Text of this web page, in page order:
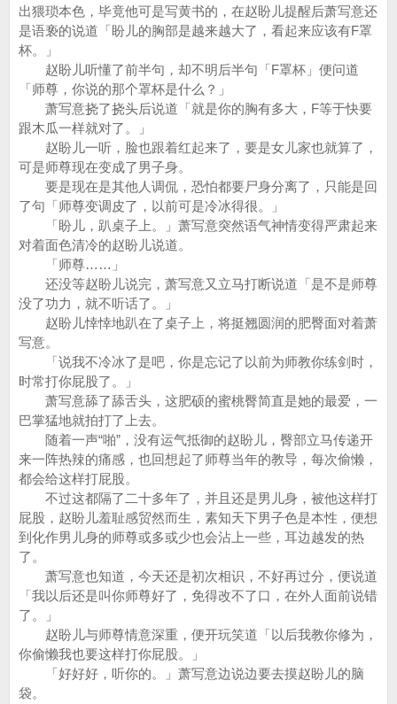
出猥琐本色，毕竟他可是写黄书的，在赵盼儿提醒后萧写意还
是语亵的说道「盼儿的胸部是越来越大了，看起来应该有F罩
杯。」
赵盼儿听懂了前半句，却不明后半句「F罩杯」便问道
「师尊，你说的那个罩杯是什么？」
萧写意挠了挠头后说道「就是你的胸有多大，F等于快要
跟木瓜一样就对了。」
赵盼儿一听，脸也跟着红起来了，要是女儿家也就算了，
可是师尊现在变成了男子身。
要是现在是其他人调侃，恐怕都要尸身分离了，只能是回
了句「师尊变调皮了，以前可是冷冰得很。」
「盼儿，趴桌子上。」萧写意突然语气神情变得严肃起来
对着面色清冷的赵盼儿说道。
「师尊……」
还没等赵盼儿说完，萧写意又立马打断说道「是不是师尊
没了功力，就不听话了。」
赵盼儿悻悻地趴在了桌子上，将挺翘圆润的肥臀面对着萧
写意。
「说我不冷冰了是吧，你是忘记了以前为师教你练剑时，
时常打你屁股了。」
萧写意舔了舔舌头，这肥硕的蜜桃臀简直是她的最爱，一
巴掌猛地就拍打了上去。
随着一声“啪”，没有运气抵御的赵盼儿，臀部立马传递开
来一阵热辣的痛感，也回想起了师尊当年的教导，每次偷懒，
都会给这样打屁股。
不过这都隔了二十多年了，并且还是男儿身，被他这样打
屁股，赵盼儿羞耻感贸然而生，素知天下男子色是本性，便想
到化作男儿身的师尊或多或少也会沾上一些，耳边越发的热
了。
萧写意也知道，今天还是初次相识，不好再过分，便说道
「我以后还是叫你师尊好了，免得改不了口，在外人面前说错
了。」
赵盼儿与师尊情意深重，便开玩笑道「以后我教你修为，
你偷懒我也要这样打你屁股。」
「好好好，听你的。」萧写意边说边要去摸赵盼儿的脑
袋。